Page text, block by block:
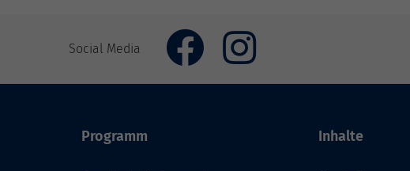
Social Media
Programm Inhalte